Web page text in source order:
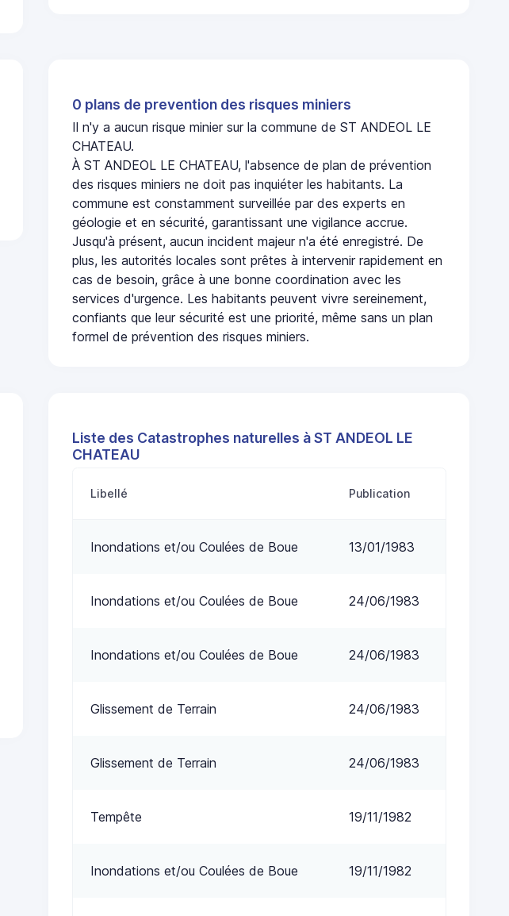
0 plans de prevention des risques miniers
Il n'y a aucun risque minier sur la commune de ST ANDEOL LE
CHATEAU.
À ST ANDEOL LE CHATEAU, l'absence de plan de prévention
des risques miniers ne doit pas inquiéter les habitants. La
commune est constamment surveillée par des experts en
géologie et en sécurité, garantissant une vigilance accrue.
Jusqu'à présent, aucun incident majeur n'a été enregistré. De
plus, les autorités locales sont prêtes à intervenir rapidement en
cas de besoin, grâce à une bonne coordination avec les
services d'urgence. Les habitants peuvent vivre sereinement,
confiants que leur sécurité est une priorité, même sans un plan
formel de prévention des risques miniers.
Liste des Catastrophes naturelles à ST ANDEOL LE
CHATEAU
Libellé Publication
Inondations et/ou Coulées de Boue 13/01/1983
Inondations et/ou Coulées de Boue 24/06/1983
Inondations et/ou Coulées de Boue 24/06/1983
Glissement de Terrain 24/06/1983
Glissement de Terrain 24/06/1983
Tempête 19/11/1982
Inondations et/ou Coulées de Boue 19/11/1982